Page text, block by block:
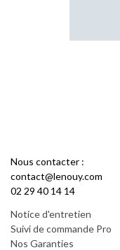
Nous contacter :
contact@lenouy.com
02 29 40 14 14
Notice d'entretien
Suivi de commande Pro
Nos Garanties